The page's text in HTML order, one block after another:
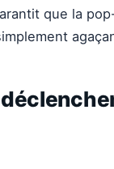
que la